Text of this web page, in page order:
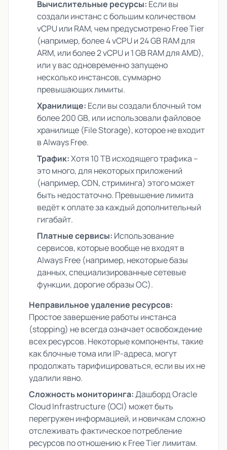
Вычислительные ресурсы: Если вы
создали инстанс с большим количеством
vCPU или RAM, чем предусмотрено Free Tier
(например, более 4 vCPU и 24 GB RAM для
ARM, или более 2 vCPU и 1 GB RAM для AMD),
или у вас одновременно запущено
несколько инстансов, суммарно
превышающих лимиты.
Хранилище: Если вы создали блочный том
более 200 GB, или использовали файловое
хранилище (File Storage), которое не входит
в Always Free.
Трафик:Хотя 10 TB исходящего трафика –
это много, для некоторых приложений
(например, CDN, стриминга) этого может
быть недостаточно. Превышение лимита
ведёт к оплате за каждый дополнительный
гигабайт.
Платные сервисы: Использование
сервисов, которые вообще не входят в
Always Free (например, некоторые базы
данных, специализированные сетевые
функции, дорогие образы ОС).
Неправильное удаление ресурсов:
Простое завершение работы инстанса
(stopping) не всегда означает освобождение
всех ресурсов. Некоторые компоненты, такие
как блочные тома или IP-адреса, могут
продолжать тарифицироваться, если вы их не
удалили явно.
Сложность мониторинга:Дашборд Oracle
Cloud Infrastructure (OCI) может быть
перегружен информацией, и новичкам сложно
отслеживать фактическое потребление
ресурсов по отношению к Free Tier лимитам.